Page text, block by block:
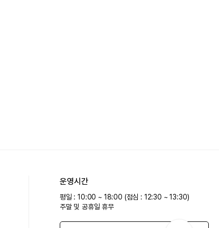
운영시간
평일 : 10:00 ~ 18:00 (점심 : 12:30 ~ 13:30)
주말 및 공휴일 휴무